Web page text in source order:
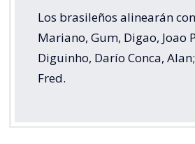
Los brasileños alinearán
Mariano, Gum, Digao, Joao
Diguinho, Darío Conca,
Fred.